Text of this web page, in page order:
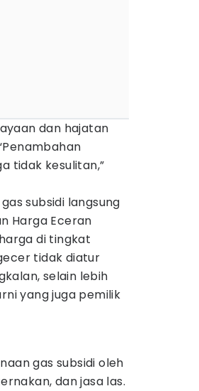
dan hajatan
tidak kesulitan,”
subsidi langsung
Harga Eceran
di tingkat
tidak diatur
selain lebih
yang juga pemilik
gas subsidi oleh
dan jasa las.